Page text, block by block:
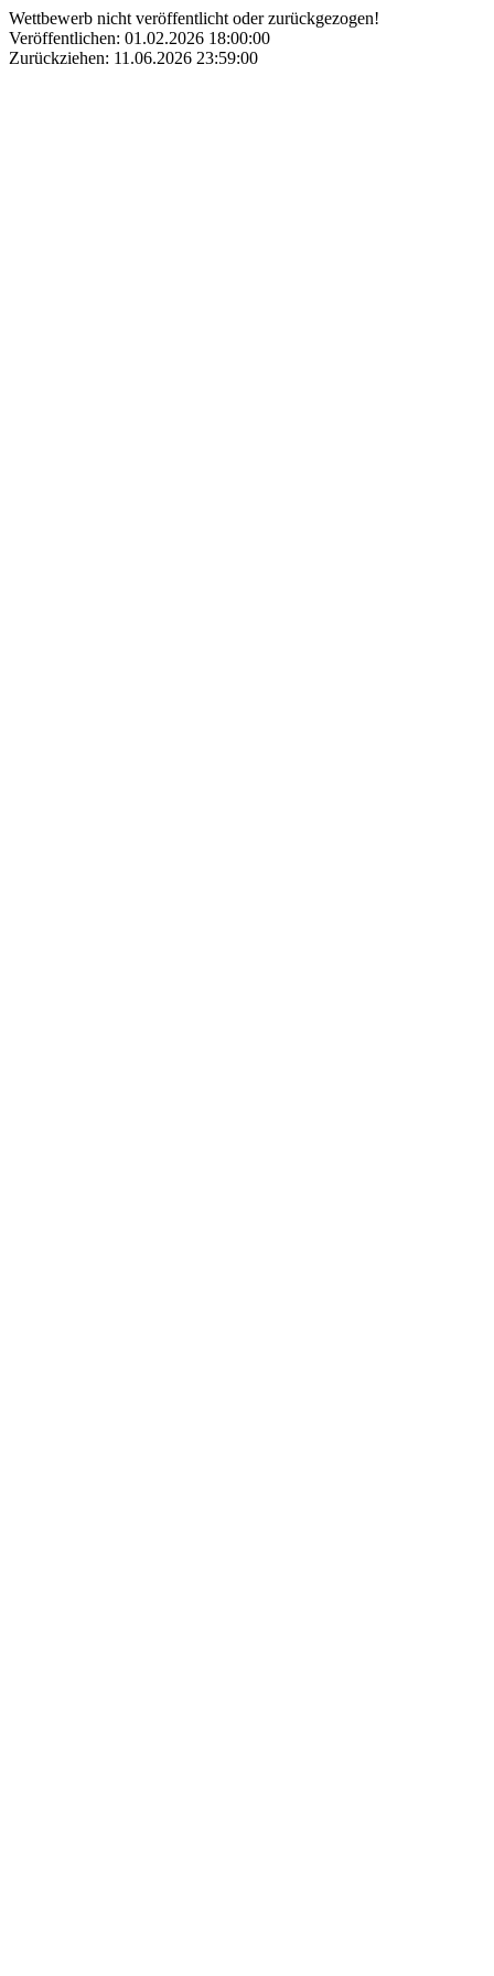
Wettbewerb nicht veröffentlicht oder zurückgezogen!
Veröffentlichen: 01.02.2026 18:00:00
Zurückziehen: 11.06.2026 23:59:00